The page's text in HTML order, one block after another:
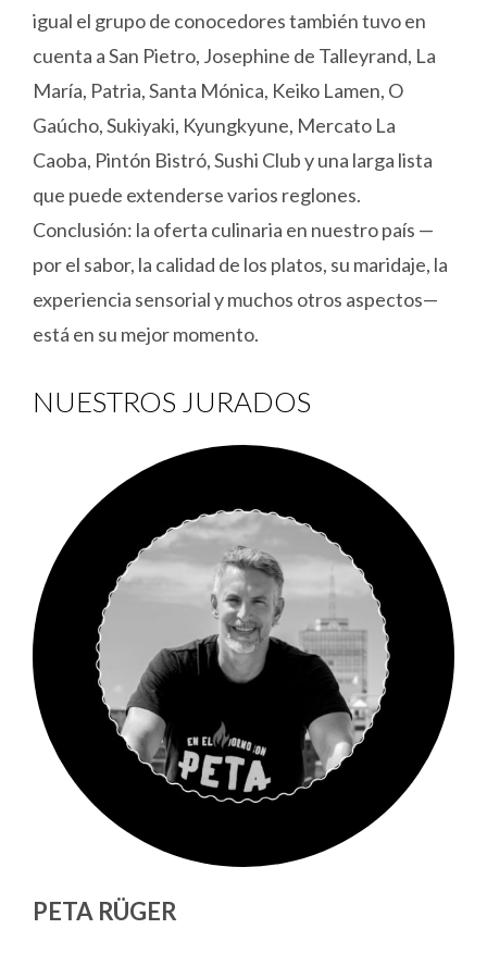
igual el grupo de conocedores también tuvo en
cuenta a San Pietro, Josephine de Talleyrand, La
María, Patria, Santa Mónica, Keiko Lamen, O
Gaúcho, Sukiyaki, Kyungkyune, Mercato La
Caoba, Pintón Bistró, Sushi Club y una larga lista
que puede extenderse varios reglones.
Conclusión: la oferta culinaria en nuestro país —
por el sabor, la calidad de los platos, su maridaje, la
experiencia sensorial y muchos otros aspectos—
está en su mejor momento.
NUESTROS JURADOS
PETA RÜGER